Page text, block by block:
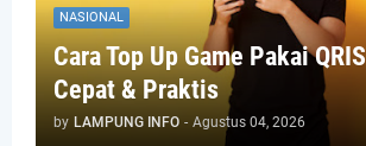
NASIONAL
Cara Top Up Game Pakai
Cepat & Praktis
by LAMPUNG INFO - Agustus 04, 2026